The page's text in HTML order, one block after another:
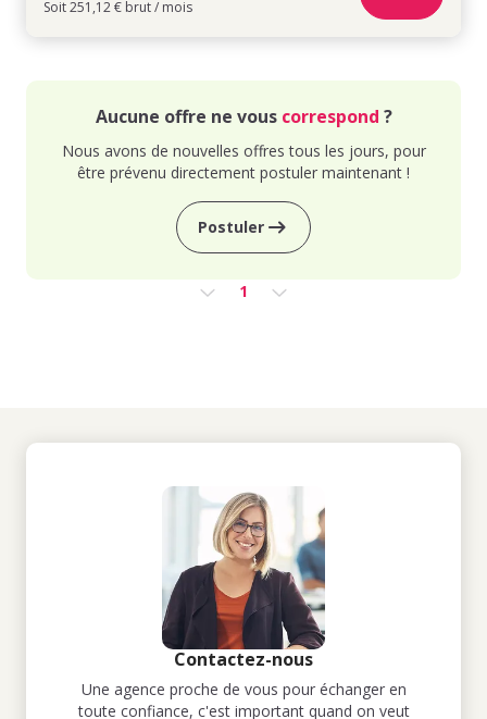
Soit 251,12 € brut / mois
Aucune offre ne vous correspond ?
Nous avons de nouvelles offres tous les jours, pour
être prévenu directement postuler maintenant !
Postuler
1
Contactez-nous
Une agence proche de vous pour échanger en
toute confiance, c'est important quand on veut